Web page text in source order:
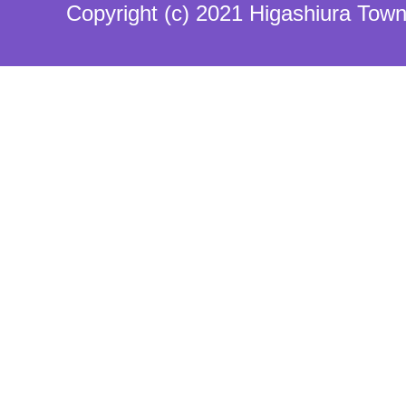
Copyright (c) 2021 Higashiura